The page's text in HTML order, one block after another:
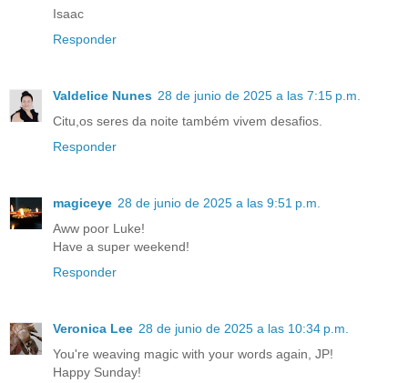
Isaac
Responder
Valdelice Nunes 28 de junio de 2025 a las 7:15 p.m.
Citu,os seres da noite também vivem desafios.
Responder
magiceye 28 de junio de 2025 a las 9:51 p.m.
Aww poor Luke!
Have a super weekend!
Responder
Veronica Lee 28 de junio de 2025 a las 10:34 p.m.
You're weaving magic with your words again, JP!
Happy Sunday!